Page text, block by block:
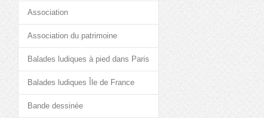
Association
Association du patrimoine
Balades ludiques à pied dans Paris
Balades ludiques Île de France
Bande dessinée